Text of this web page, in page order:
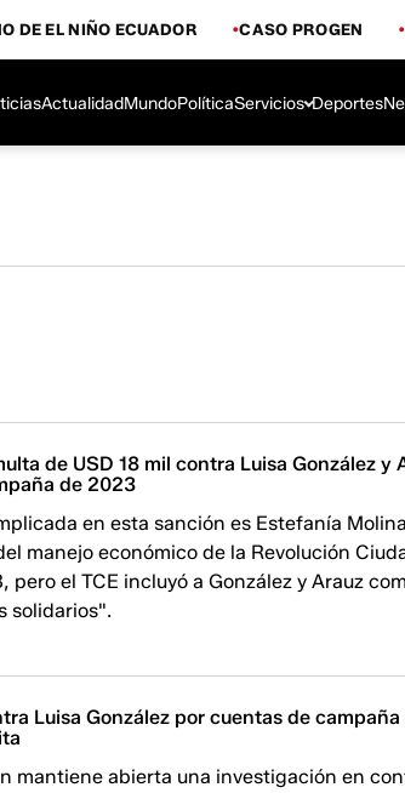
DE EL NIÑO ECUADOR CASO PROGEN
ActualidadMundoPolíticaServicios Deportes
de USD 18 mil contra Luisa González y
de 2023
en esta sanción es Estefanía
manejo económico de la Revolución
pero el TCE incluyó a González y Arauz
solidarios".
Luisa González por cuentas de
mantiene abierta una investigación en